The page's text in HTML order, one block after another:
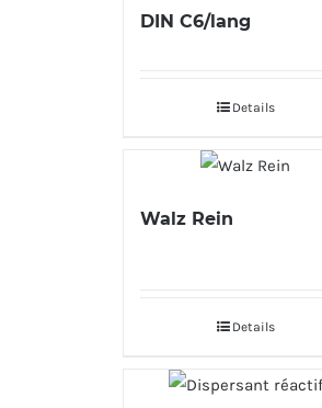
DIN C6/lang
Details
Walz Rein
Details